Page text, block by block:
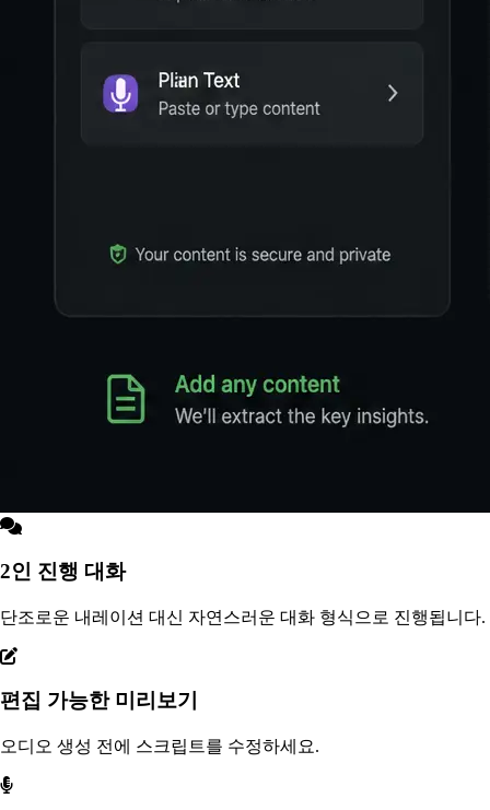
2인 진행 대화
단조로운 내레이션 대신 자연스러운 대화 형식으로 진행됩니다.
편집 가능한 미리보기
오디오 생성 전에 스크립트를 수정하세요.